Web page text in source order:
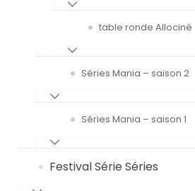
table ronde Allociné
Séries Mania – saison 2
Séries Mania – saison 1
Festival Série Séries